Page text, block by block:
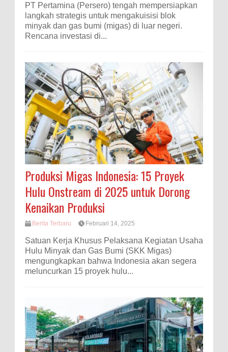
PT Pertamina (Persero) tengah mempersiapkan
langkah strategis untuk mengakuisisi blok
minyak dan gas bumi (migas) di luar negeri.
Rencana investasi di...
Produksi Migas Indonesia: 15 Proyek
Hulu Onstream di 2025 untuk Dorong
Kenaikan Produksi
Berita Terbaru Februari 14, 2025
Satuan Kerja Khusus Pelaksana Kegiatan Usaha
Hulu Minyak dan Gas Bumi (SKK Migas)
mengungkapkan bahwa Indonesia akan segera
meluncurkan 15 proyek hulu...